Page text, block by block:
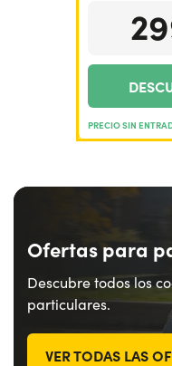
PRECIO SIN
Ofertas para
Descubre todos los
particulares.
VER TODAS LAS